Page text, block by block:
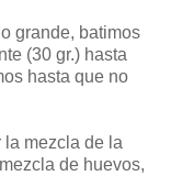
grande, batimos
(30 gr.) hasta
hasta que no
la mezcla de la
de huevos,